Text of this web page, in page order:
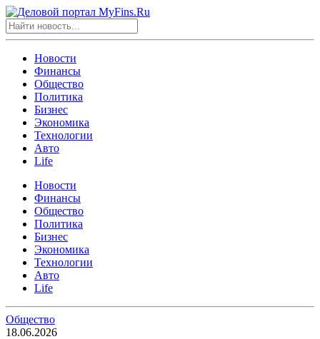
Новости
Финансы
Общество
Политика
Бизнес
Экономика
Технологии
Авто
Life
Новости
Финансы
Общество
Политика
Бизнес
Экономика
Технологии
Авто
Life
Общество
18.06.2026